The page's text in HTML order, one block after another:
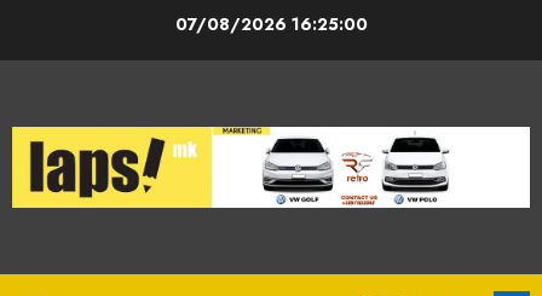
07/08/2026 16:25:00